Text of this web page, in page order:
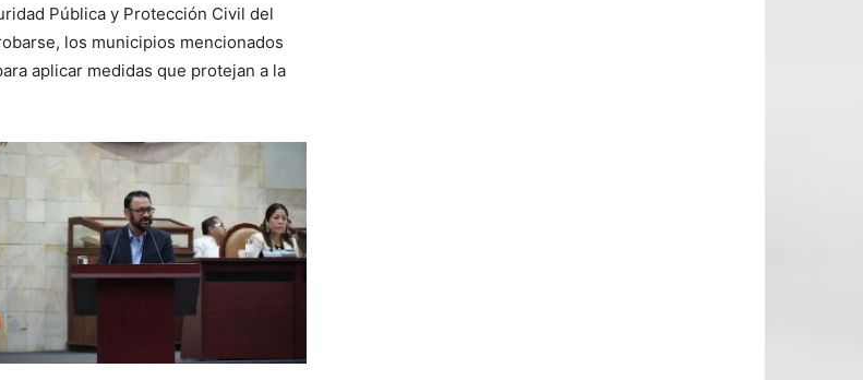
Pública y Protección Civil del
los municipios mencionados
aplicar medidas que protejan a la